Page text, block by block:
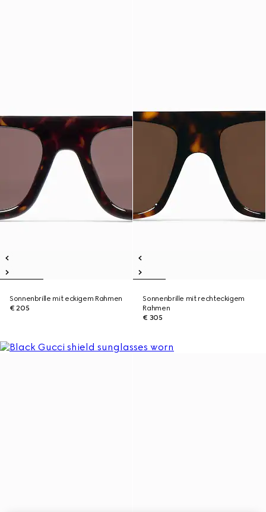
Sonnenbrille mit eckigem Rahmen
€ 205
Sonnenbrille mit rechteckigem
Rahmen
€ 305